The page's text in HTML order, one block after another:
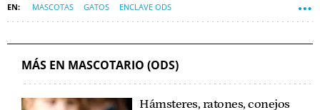
MASCOTAS GATOS ENCLAVE ODS
MÁS EN MASCOTARIO (ODS)
Hámsteres, ratones, conejos